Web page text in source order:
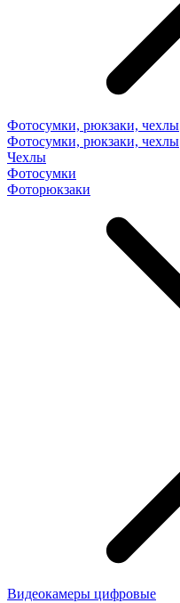
Фотосумки, рюкзаки, чехлы
Фотосумки, рюкзаки, чехлы
Чехлы
Фотосумки
Фоторюкзаки
Видеокамеры цифровые